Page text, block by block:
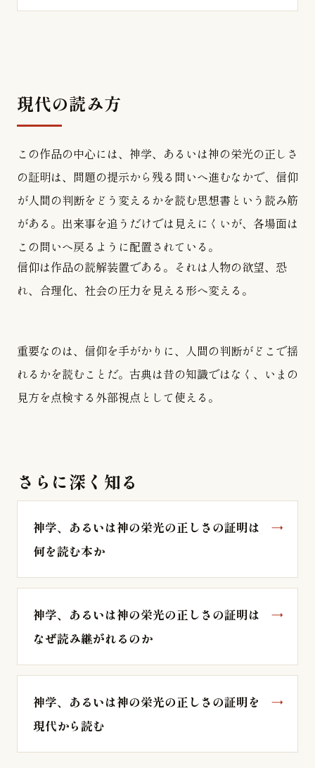
現代の読み方
この作品の中心には、神学、あるいは神の栄光の正しさ
の証明は、問題の提示から残る問いへ進むなかで、信仰
が人間の判断をどう変えるかを読む思想書という読み筋
がある。出来事を追うだけでは見えにくいが、各場面は
この問いへ戻るように配置されている。
信仰は作品の読解装置である。それは人物の欲望、恐
れ、合理化、社会の圧力を見える形へ変える。
重要なのは、信仰を手がかりに、人間の判断がどこで揺
れるかを読むことだ。古典は昔の知識ではなく、いまの
見方を点検する外部視点として使える。
さらに深く知る
神学、あるいは神の栄光の正しさの証明は
何を読む本か
神学、あるいは神の栄光の正しさの証明は
なぜ読み継がれるのか
神学、あるいは神の栄光の正しさの証明を
現代から読む